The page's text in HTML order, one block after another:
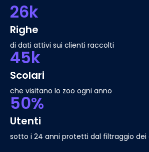
26k
Righe
di dati attivi sui clienti raccolti
45k
Scolari
che visitano lo zoo ogni anno
50%
Utenti
sotto i 24 anni protetti dal filtraggio